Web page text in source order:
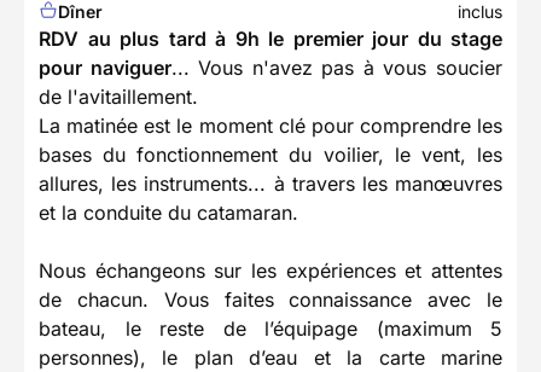
Dîner
inclus
RDV au plus tard à 9h le premier jour du stage
pour naviguer... Vous n'avez pas à vous soucier
de l'avitaillement.
La matinée est le moment clé pour comprendre les
bases du fonctionnement du voilier, le vent, les
allures, les instruments... à travers les manœuvres
et la conduite du catamaran.
Nous échangeons sur les expériences et attentes
de chacun. Vous faites connaissance avec le
bateau, le reste de l’équipage (maximum 5
personnes), le plan d’eau et la carte marine